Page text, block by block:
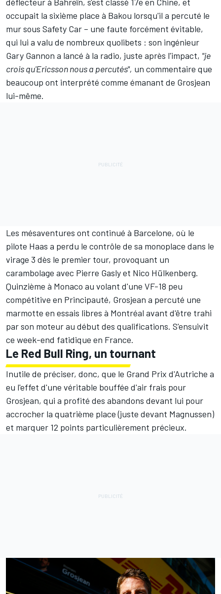
occupait la sixième place à Bakou lorsqu'il a percuté le
mur sous Safety Car – une faute forcément évitable,
qui lui a valu de nombreux quolibets : son ingénieur
Gary Gannon a lancé à la radio, juste après l'impact, "je
crois qu'Ericsson nous a percutés", un commentaire que
beaucoup ont interprété comme émanant de Grosjean
lui-même.
Les mésaventures ont continué à Barcelone, où le
pilote Haas a perdu le contrôle de sa monoplace dans le
virage 3 dès le premier tour, provoquant un
carambolage avec Pierre Gasly et Nico Hülkenberg.
Quinzième à Monaco au volant d'une VF-18 peu
compétitive en Principauté, Grosjean a percuté une
marmotte en essais libres à Montréal avant d'être trahi
par son moteur au début des qualifications. S'ensuivit
ce week-end fatidique en France.
Le Red Bull Ring, un tournant
Inutile de préciser, donc, que le Grand Prix d'Autriche a
eu l'effet d'une véritable bouffée d'air frais pour
Grosjean, qui a profité des abandons devant lui pour
accrocher la quatrième place (juste devant Magnussen)
et marquer 12 points particulièrement précieux.